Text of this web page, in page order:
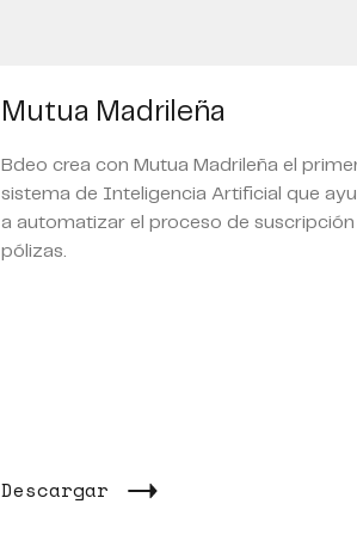
Mutua Madrileña
Bdeo crea con Mutua Madrileña el
sistema de Inteligencia Artificial que
a automatizar el proceso de suscripción
pólizas.
Descargar